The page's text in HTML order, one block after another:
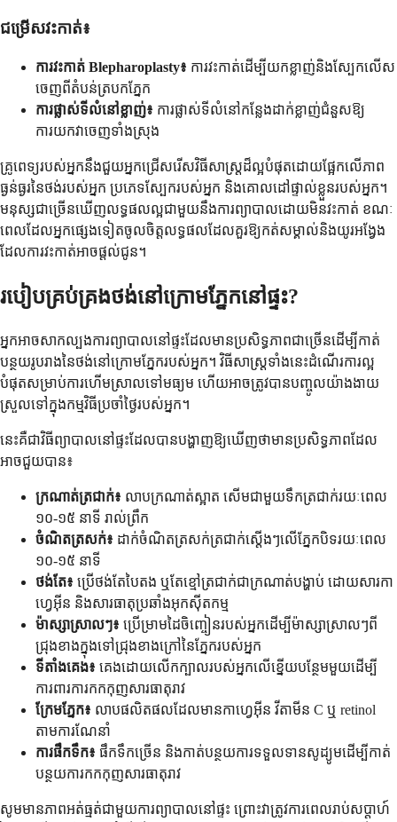
ជម្រើសវះកាត់៖
ការវះកាត់ Blepharoplasty៖ ការវះកាត់ដើម្បីយកខ្លាញ់និងស្បែកលើស
ចេញពីតំបន់ត្របកភ្នែក
ការផ្លាស់ទីលំនៅខ្លាញ់៖ ការផ្លាស់ទីលំនៅកន្លែងដាក់ខ្លាញ់ជំនួសឱ្យ
ការយកវាចេញទាំងស្រុង
គ្រូពេទ្យរបស់អ្នកនឹងជួយអ្នកជ្រើសរើសវិធីសាស្រ្តដ៏ល្អបំផុតដោយផ្អែកលើភាព
ធ្ងន់ធ្ងរនៃថង់របស់អ្នក ប្រភេទស្បែករបស់អ្នក និងគោលដៅផ្ទាល់ខ្លួនរបស់អ្នក។
មនុស្សជាច្រើនឃើញលទ្ធផលល្អជាមួយនឹងការព្យាបាលដោយមិនវះកាត់ ខណៈ
ពេលដែលអ្នកផ្សេងទៀតចូលចិត្តលទ្ធផលដែលគួរឱ្យកត់សម្គាល់និងយូរអង្វែង
ដែលការវះកាត់អាចផ្តល់ជូន។
របៀបគ្រប់គ្រងថង់នៅក្រោមភ្នែកនៅផ្ទះ?
អ្នកអាចសាកល្បងការព្យាបាលនៅផ្ទះដែលមានប្រសិទ្ធភាពជាច្រើនដើម្បីកាត់
បន្ថយរូបរាងនៃថង់នៅក្រោមភ្នែករបស់អ្នក។ វិធីសាស្រ្តទាំងនេះដំណើរការល្អ
បំផុតសម្រាប់ការហើមស្រាលទៅមធ្យម ហើយអាចត្រូវបានបញ្ចូលយ៉ាងងាយ
ស្រួលទៅក្នុងកម្មវិធីប្រចាំថ្ងៃរបស់អ្នក។
នេះគឺជាវិធីព្យាបាលនៅផ្ទះដែលបានបង្ហាញឱ្យឃើញថាមានប្រសិទ្ធភាពដែល
អាចជួយបាន៖
ក្រណាត់ត្រជាក់៖ លាបក្រណាត់ស្អាត សើមជាមួយទឹកត្រជាក់រយៈពេល
១០-១៥ នាទី រាល់ព្រឹក
ចំណិតត្រសក់៖ ដាក់ចំណិតត្រសក់ត្រជាក់ស្តើងៗលើភ្នែកបិទរយៈពេល
១០-១៥ នាទី
ថង់តែ៖ ប្រើថង់តែបៃតង ឬតែខ្មៅត្រជាក់ជាក្រណាត់បង្ហាប់ ដោយសារកា
ហ្វេអ៊ីន និងសារធាតុប្រឆាំងអុកស៊ីតកម្ម
ម៉ាស្សាស្រាលៗ៖ ប្រើម្រាមដៃចិញ្ចៀនរបស់អ្នកដើម្បីម៉ាស្សាស្រាលៗពី
ជ្រុងខាងក្នុងទៅជ្រុងខាងក្រៅនៃភ្នែករបស់អ្នក
ទីតាំងគេង៖ គេងដោយលើកក្បាលរបស់អ្នកលើខ្នើយបន្ថែមមួយដើម្បី
ការពារការកកកុញសារធាតុរាវ
ក្រែមភ្នែក៖ លាបផលិតផលដែលមានកាហ្វេអ៊ីន វីតាមីន C ឬ retinol
តាមការណែនាំ
ការផឹកទឹក៖ ផឹកទឹកច្រើន និងកាត់បន្ថយការទទួលទានសូដ្យូមដើម្បីកាត់
បន្ថយការកកកុញសារធាតុរាវ
សូមមានភាពអត់ធ្មត់ជាមួយការព្យាបាលនៅផ្ទះ ព្រោះវាត្រូវការពេលរាប់សប្តាហ៍